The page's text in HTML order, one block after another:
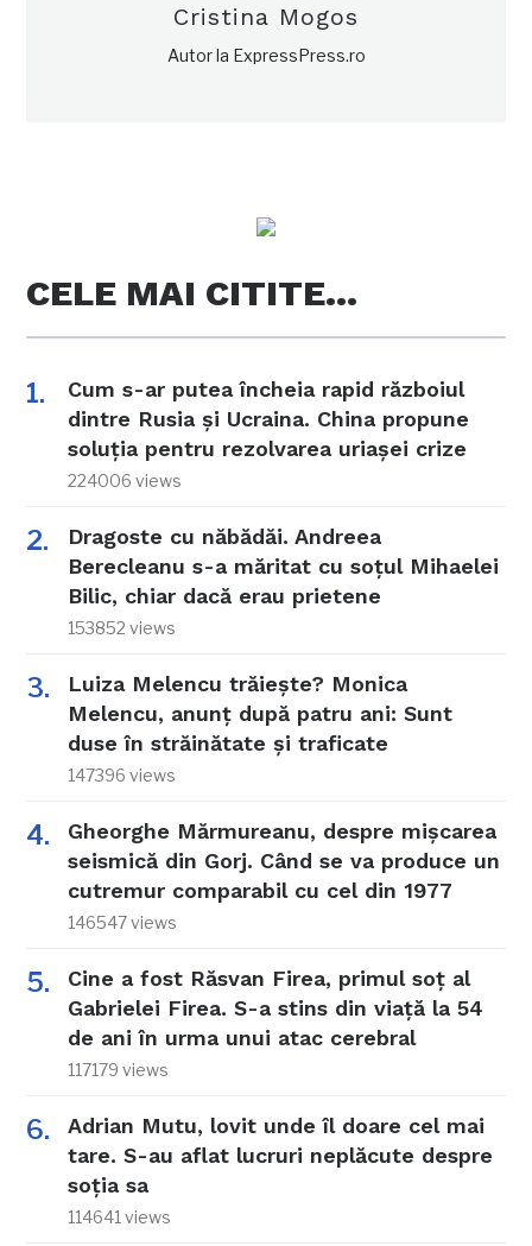
Cristina Mogos
Autor la ExpressPress.ro
CELE MAI CITITE…
Cum s-ar putea încheia rapid războiul
dintre Rusia și Ucraina. China propune
soluția pentru rezolvarea uriașei crize
224006 views
Dragoste cu năbădăi. Andreea
Berecleanu s-a măritat cu soțul Mihaelei
Bilic, chiar dacă erau prietene
153852 views
Luiza Melencu trăiește? Monica
Melencu, anunț după patru ani: Sunt
duse în străinătate și traficate
147396 views
Gheorghe Mărmureanu, despre mișcarea
seismică din Gorj. Când se va produce un
cutremur comparabil cu cel din 1977
146547 views
Cine a fost Răsvan Firea, primul soț al
Gabrielei Firea. S-a stins din viață la 54
de ani în urma unui atac cerebral
117179 views
Adrian Mutu, lovit unde îl doare cel mai
tare. S-au aflat lucruri neplăcute despre
soția sa
114641 views